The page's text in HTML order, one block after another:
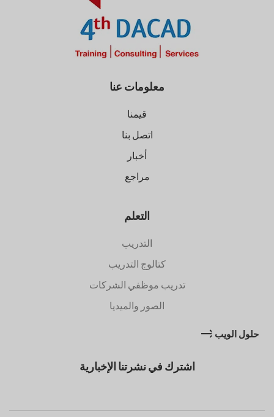
معلومات عنا
قيمنا
اتصل بنا
أخبار
مراجع
التعلم
التدريب
كتالوج التدريب
تدريب موظفي الشركات
الصور والميديا
حلول الويب
اشترك في نشرتنا الإخبارية